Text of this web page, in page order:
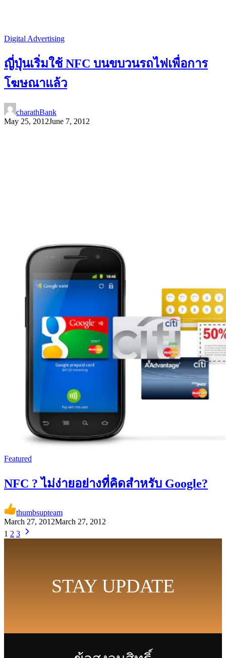
Digital Advertising
ญี่ปุ่นเริ่มใช้ NFC บนขบวนรถไฟเพื่อการ
โฆษณาแล้ว
charathBank
May 25, 2012June 7, 2012
Featured
NFC ? ไม่ง่ายอย่างที่คิดสำหรับ Google?
thumbsupteam
March 27, 2012March 27, 2012
1 2 3
STAY UPDATE